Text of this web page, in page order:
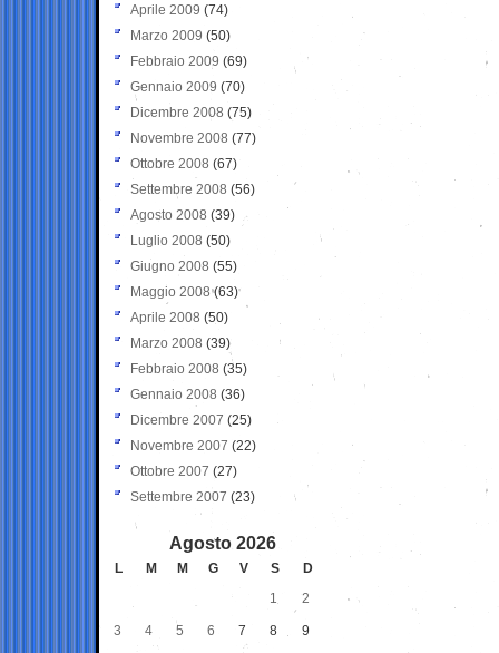
Aprile 2009 (74)
Marzo 2009 (50)
Febbraio 2009 (69)
Gennaio 2009 (70)
Dicembre 2008 (75)
Novembre 2008 (77)
Ottobre 2008 (67)
Settembre 2008 (56)
Agosto 2008 (39)
Luglio 2008 (50)
Giugno 2008 (55)
Maggio 2008(63)
Aprile 2008 (50)
Marzo 2008 (39)
Febbraio 2008 (35)
Gennaio 2008 (36)
Dicembre 2007 (25)
Novembre 2007 (22)
Ottobre 2007 (27)
Settembre 2007 (23)
Agosto 2026
L M M G V S
D
1
2
3 4 5 6 7 8 9